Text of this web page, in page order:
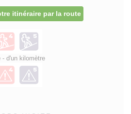
itinéraire par la route
- d'un kilomètre